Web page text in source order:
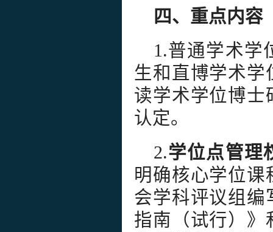
四、重点内容
1.普通学术学
生和直博学术学
读学术学位博士
认定。
2.学位点管理
明确核心学位
会学科评议组编
指南（试行）》